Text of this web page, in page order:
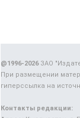
@1996-2026ЗАО
При размещении
гиперссылка на
Контакты редакции: